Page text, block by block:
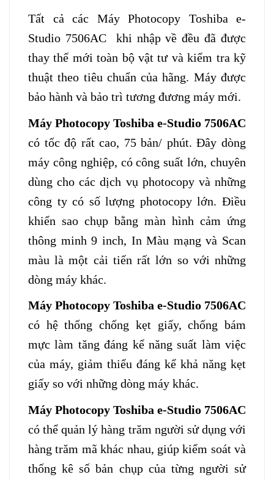
Tất cả các Máy Photocopy Toshiba e-
Studio 7506AC khi nhập về đều đã được
thay thế mới toàn bộ vật tư và kiểm tra kỹ
thuật theo tiêu chuẩn của hãng. Máy được
bảo hành và bảo trì tương đương máy mới.
Máy Photocopy Toshiba e-Studio 7506AC
có tốc độ rất cao, 75 bản/ phút. Đây dòng
máy công nghiệp, có công suất lớn, chuyên
dùng cho các dịch vụ photocopy và những
công ty có số lượng photocopy lớn. Điều
khiển sao chụp bằng màn hình cảm ứng
thông minh 9 inch, In Màu mạng và Scan
màu là một cải tiến rất lớn so với những
dòng máy khác.
Máy Photocopy Toshiba e-Studio 7506AC
có hệ thống chống kẹt giấy, chống bám
mực làm tăng đáng kể năng suất làm việc
của máy, giảm thiểu đáng kể khả năng kẹt
giấy so với những dòng máy khác.
Máy Photocopy Toshiba e-Studio 7506AC
có thể quản lý hàng trăm người sử dụng với
hàng trăm mã khác nhau, giúp kiểm soát và
thống kê số bản chụp của từng người sử